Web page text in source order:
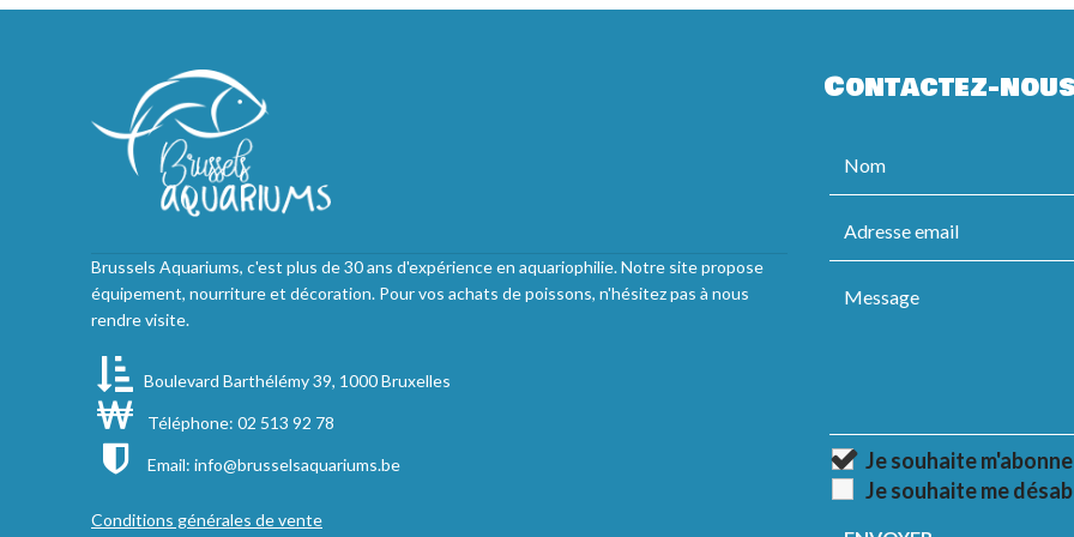
Brussels Aquariums, c'est plus de 30 ans d'expérience en aquariophilie. Notre site propose
équipement, nourriture et décoration. Pour vos achats de poissons, n'hésitez pas à nous
rendre visite.
Boulevard Barthélémy 39, 1000 Bruxelles
Téléphone: 02 513 92 78
Email: info@brusselsaquariums.be
Conditions générales de vente
Contactez-
Je souhaite
Je souhaite me